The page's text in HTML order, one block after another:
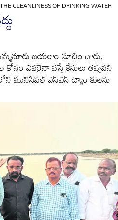
CLEANLINESS OF DRINKING WATER
జయరాం సూచిం చారు.
ఎవరైనా వస్తే కేసులు తప్పవని
మునిసిపల్‌ ఎస్‌ఎస్‌ ట్యాం కులను